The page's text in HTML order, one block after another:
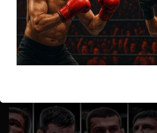
не запускается ни один бой, реклама
заканчивается начинается загрузка
Исправьте пожалуйста